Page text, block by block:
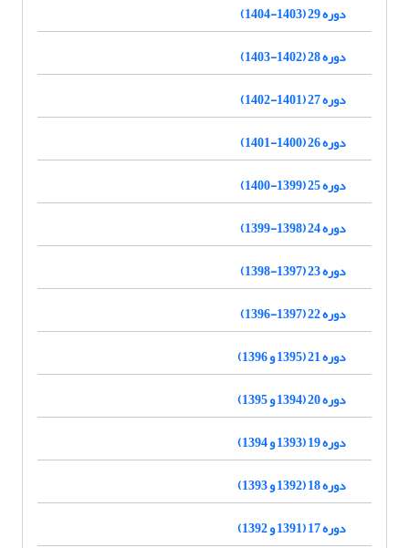
دوره 29 (1403-1404)
دوره 28 (1402-1403)
دوره 27 (1401-1402)
دوره 26 (1400-1401)
دوره 25 (1399-1400)
دوره 24 (1398-1399)
دوره 23 (1397-1398)
دوره 22 (1397-1396)
دوره 21 (1395 و 1396)
دوره 20 (1394 و 1395)
دوره 19 (1393 و 1394)
دوره 18 (1392 و 1393)
دوره 17 (1391 و 1392)